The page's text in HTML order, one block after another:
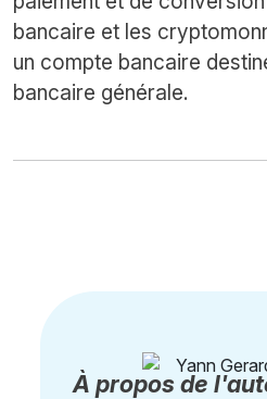
bancaire et les
un compte bancaire
bancaire générale.
À propos de